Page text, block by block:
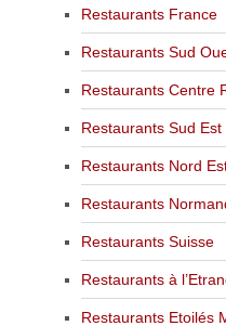
Restaurants France
Restaurants Sud
Restaurants Centre
Restaurants Sud Est
Restaurants Nord
Restaurants
Restaurants Suisse
Restaurants à
Restaurants Etoilés